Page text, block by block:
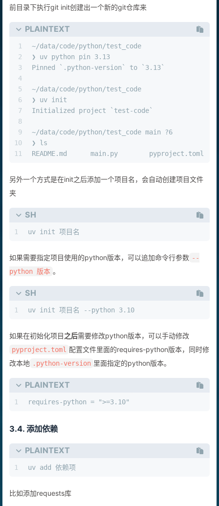
前目录下执行git init创建出一个新的git仓库来
PLAINTEXT
1
2
3
4
5
6
7
8
9
10
11
~/data/
❯ uv python pin 3.13
Pinned `.python-version` to `3.13`
~/data/
❯ uv init
Initialized project `test-code`
~/data/code/
❯ ls
README.md      main.py        pyproject.toml
另外一个方式是在init之后添加一个项目名，会自动创建项目文件
夹
SH
1 uv init 项目名
如果需要指定项目使用的python版本，可以追加命令行参数 --
python 版本 。
SH
1 uv init 项目名 --python 3.10
如果在初始化项目之后需要修改python版本，可以手动修改
pyproject.toml 配置文件里面的requires-python版本，同时修
改本地 .python-version 里面指定的python版本。
PLAINTEXT
1 requires-python = ">=3.10"
3.4. 添加依赖
PLAINTEXT
1 uv add 依赖项
比如添加requests库